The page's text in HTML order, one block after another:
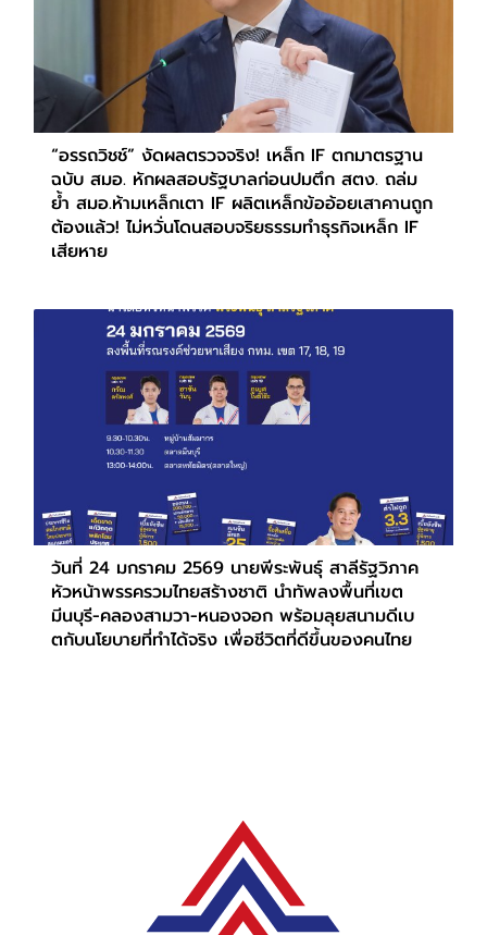
“อรรถวิชช์” งัดผลตรวจจริง! เหล็ก IF ตกมาตรฐาน
ฉบับ สมอ. หักผลสอบรัฐบาลก่อนปมตึก สตง. ถล่ม
ย้ำ สมอ.ห้ามเหล็กเตา IF ผลิตเหล็กข้ออ้อยเสาคานถูก
ต้องแล้ว! ไม่หวั่นโดนสอบจริยธรรมทำธุรกิจเหล็ก IF
เสียหาย
วันที่ 24 มกราคม 2569 นายพีระพันธุ์ สาลีรัฐวิภาค
หัวหน้าพรรครวมไทยสร้างชาติ นำทัพลงพื้นที่เขต
มีนบุรี-คลองสามวา-หนองจอก พร้อมลุยสนามดีเบ
ตกับนโยบายที่ทำได้จริง เพื่อชีวิตที่ดีขึ้นของคนไทย